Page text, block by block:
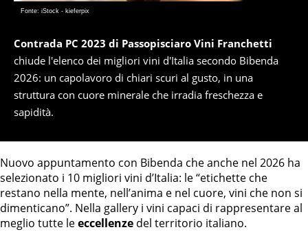
Fonte: iStock - kieferpix
Contrada PC 2023 di Passopisciaro Vini Franchetti
chiude l'elenco dei migliori vini d'Italia secondo Bibenda
2026: un capolavoro di chiari scuri al gusto, in una
struttura con cuore minerale che irradia freschezza e
sapidità.
Nuovo appuntamento con Bibenda che anche nel 2026 ha
selezionato i 10 migliori vini d’Italia: le “etichette che
restano nella mente, nell’anima e nel cuore, vini che non si
dimenticano”. Nella gallery i vini capaci di rappresentare al
meglio tutte leeccellenze del territorio italiano.